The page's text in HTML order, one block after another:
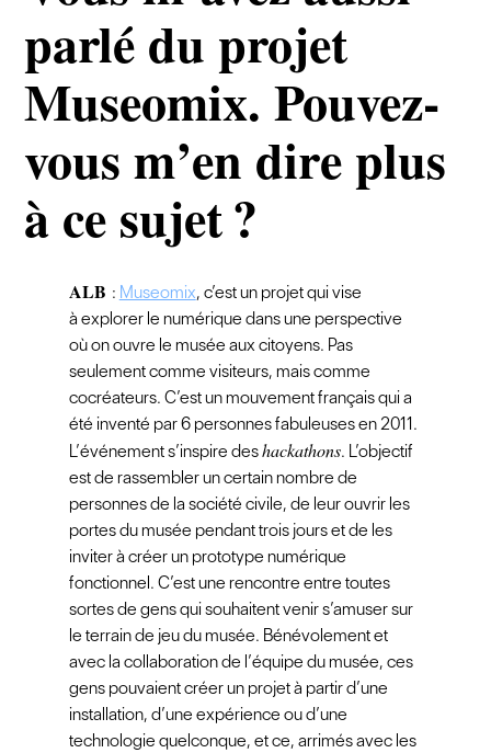
parlé du projet
Museomix. Pouvez-
vous m’en dire plus
à ce sujet ?
ALB : Museomix, c’est un projet qui vise
à explorer le numérique dans une perspective
où on ouvre le musée aux citoyens. Pas
seulement comme visiteurs, mais comme
cocréateurs. C’est un mouvement français qui a
été inventé par 6 personnes fabuleuses en 2011.
L’événement s’inspire deshackathons. L’objectif
est de rassembler un certain nombre de
personnes de la société civile, de leur ouvrir les
portes du musée pendant trois jours et de les
inviter à créer un prototype numérique
fonctionnel. C’est une rencontre entre toutes
sortes de gens qui souhaitent venir s’amuser sur
le terrain de jeu du musée. Bénévolement et
avec la collaboration de l’équipe du musée, ces
gens pouvaient créer un projet à partir d’une
installation, d’une expérience ou d’une
technologie quelconque, et ce, arrimés avec les